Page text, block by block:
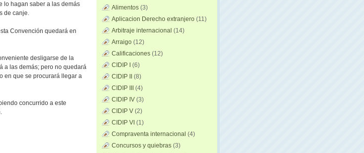
lo hagan saber a las demás
de canje.
Convención quedará en
desligarse de la
a las demás; pero no quedará
en que se procurará llegar a
concurrido a este
Alimentos (3)
Aplicacion Derecho extranjero (11)
Arbitraje internacional (14)
Arraigo (12)
Calificaciones (12)
CIDIP I
(6)
CIDIP II
(8)
CIDIP III
(4)
CIDIP IV (3)
CIDIP V (2)
CIDIP VI (1)
Compraventa internacional (4)
Concursos y quiebras (3)